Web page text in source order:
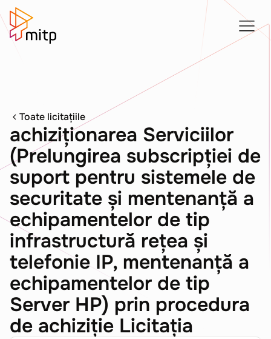
Toate licitațiile
achiziționarea Serviciilor
(Prelungirea subscripției de
suport pentru sistemele de
securitate și mentenanță a
echipamentelor de tip
infrastructură rețea și
telefonie IP, mentenanță a
echipamentelor de tip
Server HP) prin procedura
de achiziție Licitația